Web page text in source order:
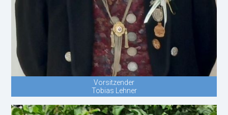
Vorsitzender
Tobias Lehner